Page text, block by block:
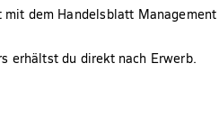
dem Handelsblatt Management
erhältst du direkt nach Erwerb.